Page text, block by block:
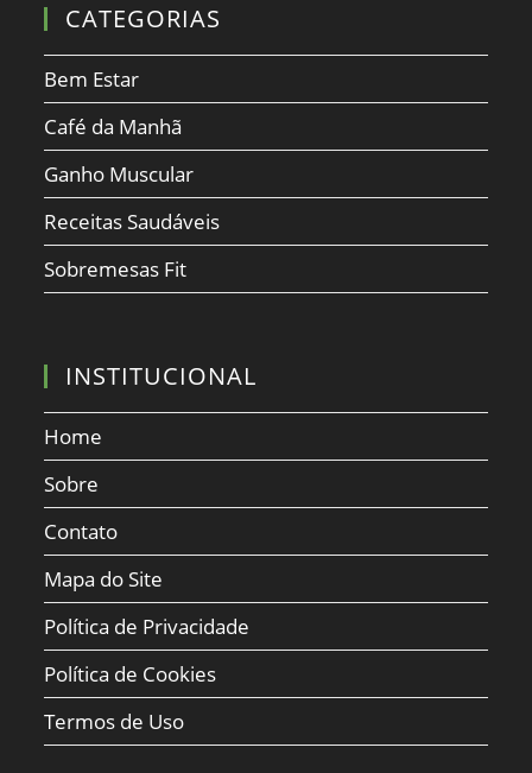
CATEGORIAS
Bem Estar
Café da Manhã
Ganho Muscular
Receitas Saudáveis
Sobremesas Fit
INSTITUCIONAL
Home
Sobre
Contato
Mapa do Site
Política de Privacidade
Política de Cookies
Termos de Uso